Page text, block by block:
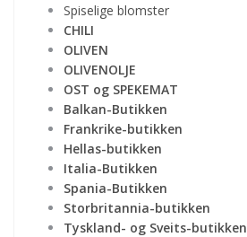
Spiselige blomster
CHILI
OLIVEN
OLIVENOLJE
OST og SPEKEMAT
Balkan-Butikken
Frankrike-butikken
Hellas-butikken
Italia-Butikken
Spania-Butikken
Storbritannia-butikken
Tyskland- og Sveits-butikken